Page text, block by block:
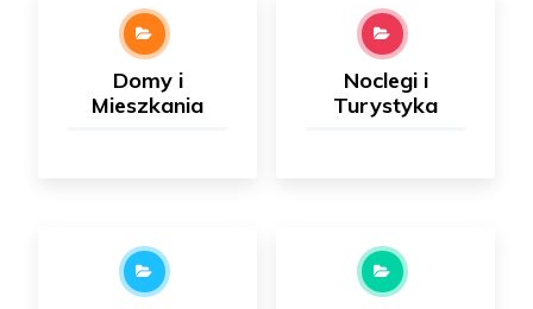
Domy i
Mieszkania
Noclegi i
Turystyka